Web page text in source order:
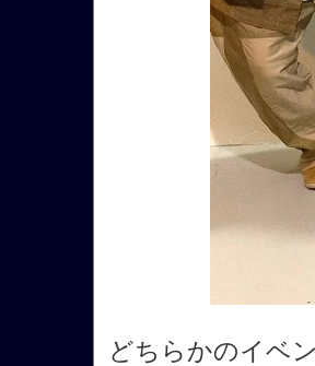
どちらかのイベ